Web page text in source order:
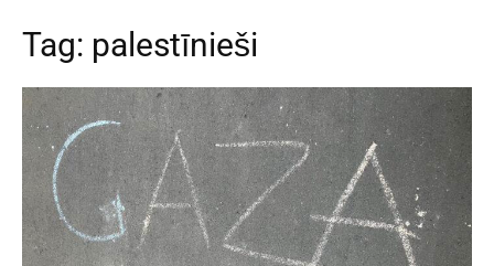
Tag: palestīnieši